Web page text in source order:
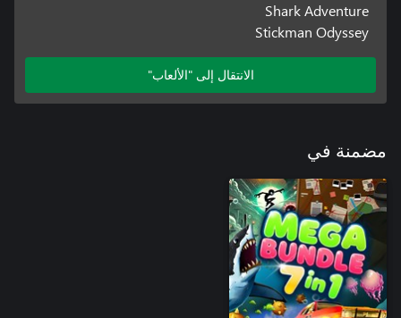
Shark Adventure
Stickman Odyssey
الانتقال إلى "الألعاب"
مضمنة في